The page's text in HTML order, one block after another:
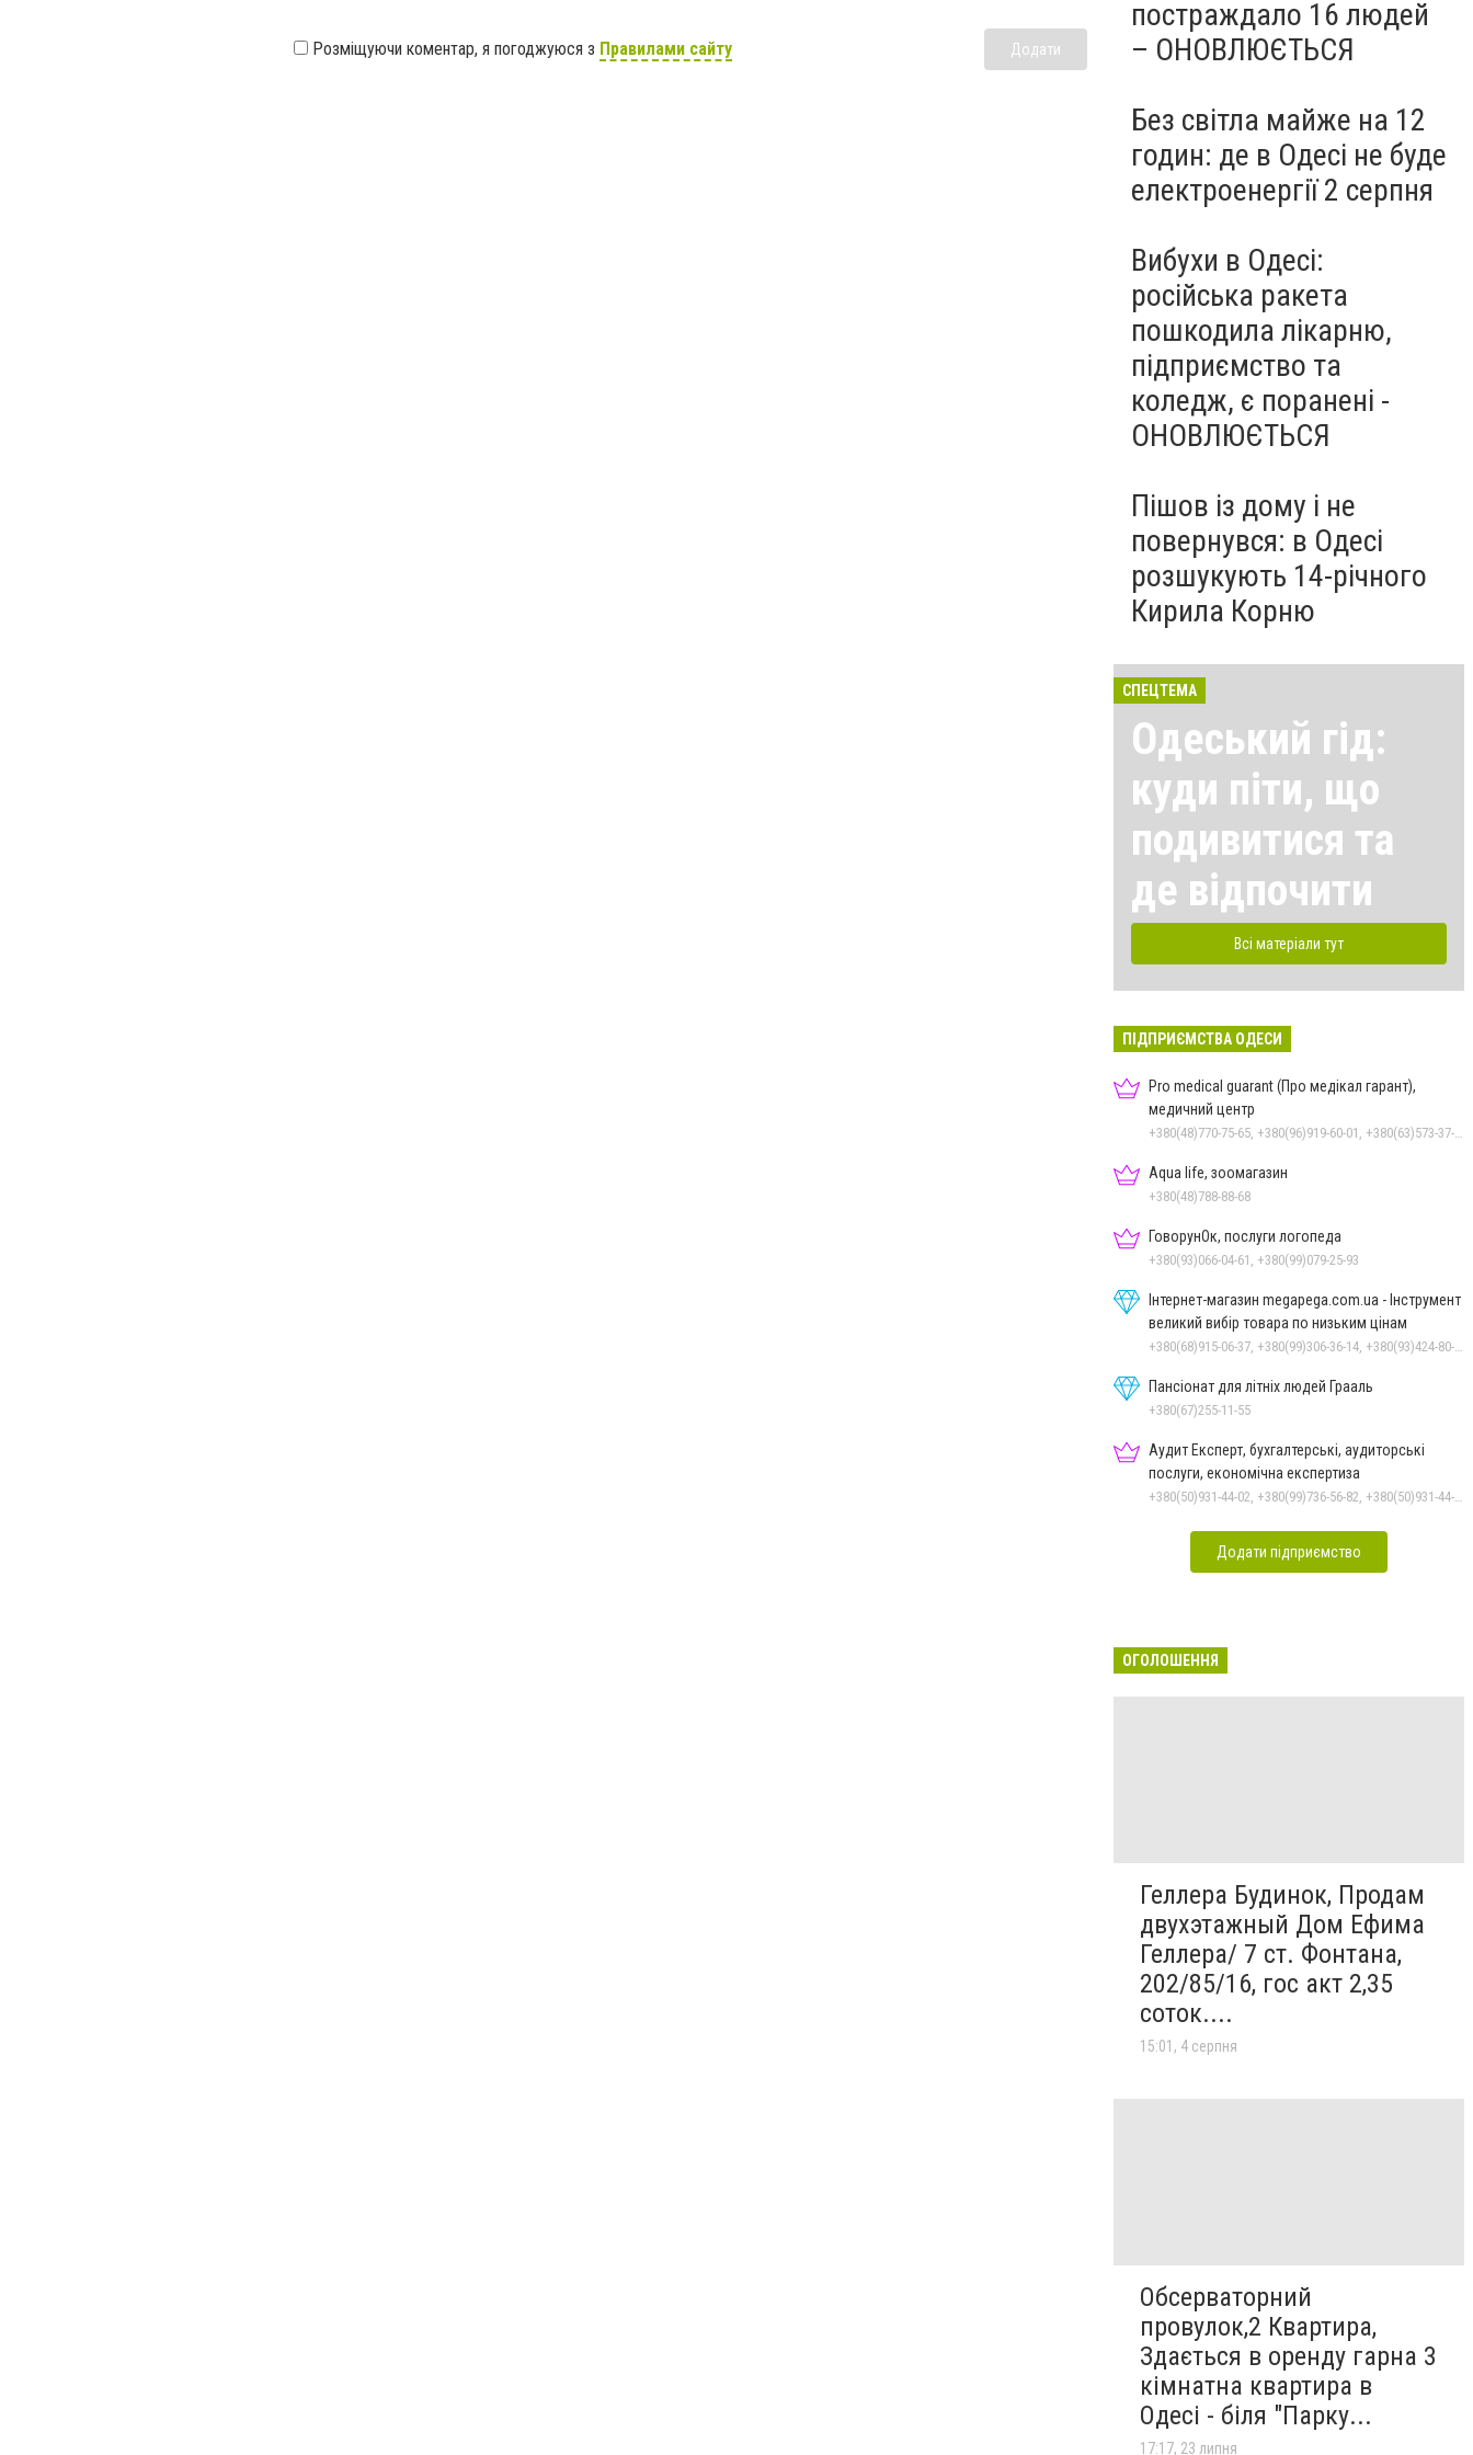
Розміщуючи коментар, я погоджуюся з Правилами сайту Додати
постраждало 16 людей
– ОНОВЛЮЄТЬСЯ
Без світла майже на 12
годин: де в Одесі не буде
електроенергії 2 серпня
Вибухи в Одесі:
російська ракета
пошкодила лікарню,
підприємство та
коледж, є поранені -
ОНОВЛЮЄТЬСЯ
Пішов із дому і не
повернувся: в Одесі
розшукують 14-річного
Кирила Корню
СПЕЦТЕМА
Одеський гід:
куди піти, що
подивитися та
де відпочити
Всі матеріали тут
ПІДПРИЄМСТВА ОДЕСИ
Pro medical guarant (Про медікал гарант),
медичний центр
Aqua life, зоомагазин
+380(48)788-88-68
ГоворунОк, послуги логопеда
+380(93)066-04-61, +380(99)079-25-93
Інтернет-магазин megapega.com.ua - Інструмент
великий вибір товара по низьким цінам
Пансіонат для літніх людей Грааль
+380(67)255-11-55
Аудит Експерт, бухгалтерські, аудиторські
послуги, економічна експертиза
Додати підприємство
ОГОЛОШЕННЯ
Геллера Будинок, Продам
двухэтажный Дом Ефима
Геллера/ 7 ст. Фонтана,
202/85/16, гос акт 2,35
соток....
15:01, 4 серпня
Обсерваторний
провулок,2 Квартира,
Здається в оренду гарна 3
кімнатна квартира в
Одесі - біля "Парку...
17:17, 23 липня